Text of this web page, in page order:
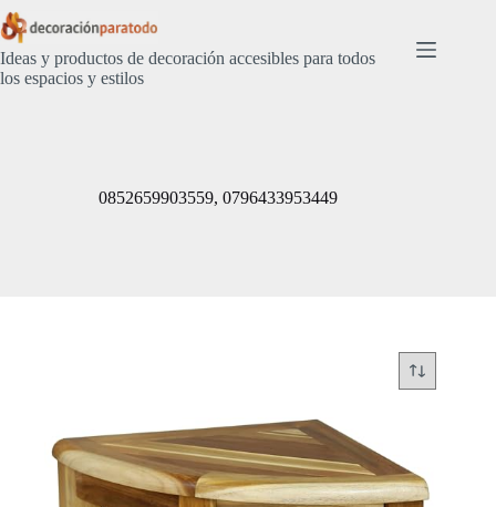
Saltar
al
contenido
Ideas y productos de decoración accesibles para todos
los espacios y estilos
0852659903559, 0796433953449